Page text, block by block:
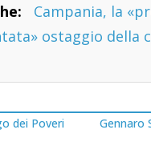
Campania, la
ostaggio della
dei Poveri
Gennaro